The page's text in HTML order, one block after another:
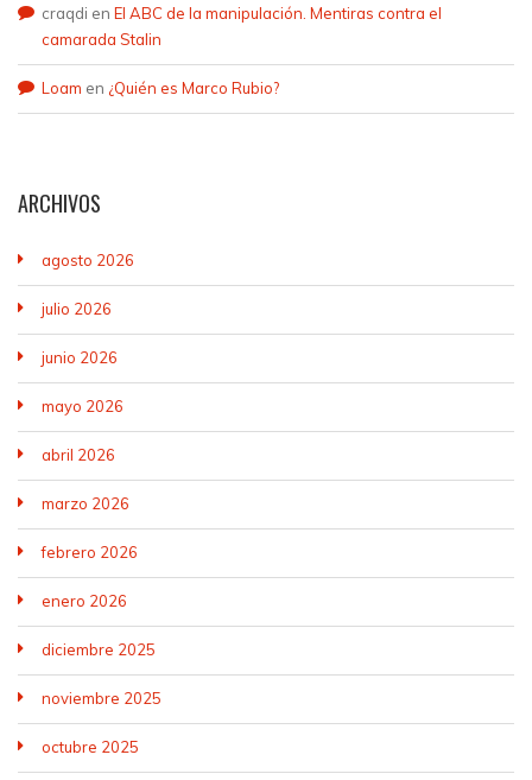
craqdi en El ABC de la manipulación. Mentiras contra el
camarada Stalin
Loam en ¿Quién es Marco Rubio?
ARCHIVOS
agosto 2026
julio 2026
junio 2026
mayo 2026
abril 2026
marzo 2026
febrero 2026
enero 2026
diciembre 2025
noviembre 2025
octubre 2025